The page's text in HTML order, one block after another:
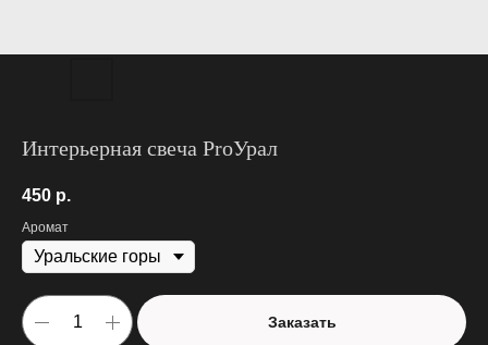
Интерьерная свеча ProУрал
450 р.
Аромат
Заказать